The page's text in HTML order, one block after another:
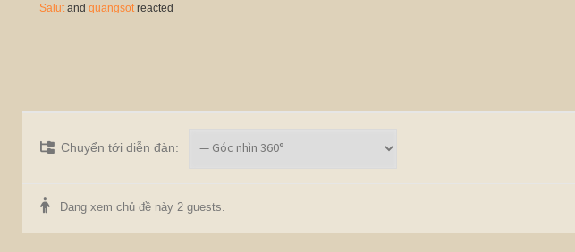
Salut and quangsot reacted
Chuyển tới diễn đàn:
Đang xem chủ đề này 2 guests.